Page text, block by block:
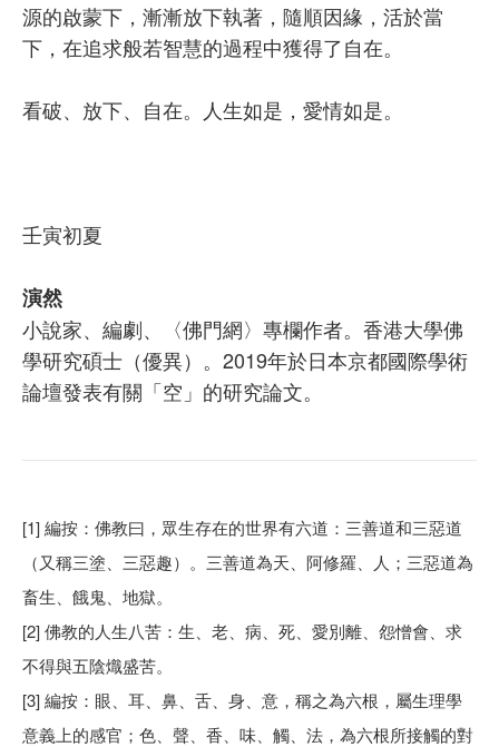
源的啟蒙下，漸漸放下執著，隨順因緣，活於當
下，在追求般若智慧的過程中獲得了自在。
看破、放下、自在。人生如是，愛情如是。
壬寅初夏
演然
小說家、編劇、〈佛門網〉專欄作者。香港大學佛
學研究碩士（優異）。2019年於日本京都國際學術
論壇發表有關「空」的研究論文。
[1] 編按：佛教曰，眾生存在的世界有六道：三善道和三惡道
（又稱三塗、三惡趣）。三善道為天、阿修羅、人；三惡道為
畜生、餓鬼、地獄。
[2] 佛教的人生八苦：生、老、病、死、愛別離、怨憎會、求
不得與五陰熾盛苦。
[3] 編按：眼、耳、鼻、舌、身、意，稱之為六根，屬生理學
意義上的感官；色、聲、香、味、觸、法，為六根所接觸的對